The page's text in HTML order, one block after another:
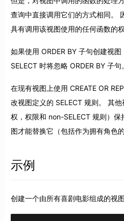
查询中直接调用它们的方式相同。
具有调用该视图使用的任何函数的权
如果使用 ORDER BY 子句创建视
SELECT 时将忽略 ORDER BY 子句。
在现有视图上使用 CREATE OR
改视图定义的 SELECT 规则。 其
权，权限和 non-SELECT 规则）
图才能替换它（包括作为拥有角色的
示例
创建一个由所有喜剧电影组成的视图